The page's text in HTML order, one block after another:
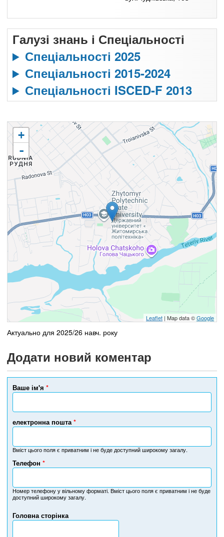
Галузі знань і Спеціальності
Спеціальності 2025
Спеціальності 2015-2024
Спеціальності ISCED-F 2013
+
-
Leaflet | Map data ©Google
Актуально для 2025/26 навч. року
Додати новий коментар
Ваше ім'я *
електронна пошта*
Вміст цього поля є приватним і не буде доступний широкому загалу.
Головна сторінка
Телефон *
Н
м
е
т
Номер телефону у вільному форматі. Вміст цього поля є приватним і не буде
доступний широкому загалу.